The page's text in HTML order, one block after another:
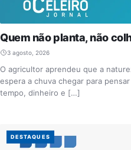
Quem não planta, não
3 agosto, 2026
O agricultor aprendeu que a
espera a chuva chegar para
tempo, dinheiro e […]
DESTAQUES